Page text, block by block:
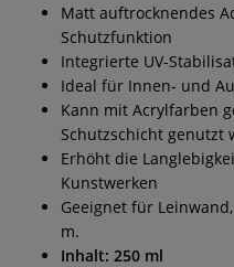
Matt auftrocknendes
Schutzfunktion
Integrierte UV-
Ideal für Innen- und
Kann mit Acrylfarben
Schutzschicht genutzt
Erhöht die
Kunstwerken
Geeignet für
m.
Inhalt: 250 ml